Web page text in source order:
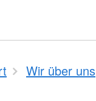
Wir über uns